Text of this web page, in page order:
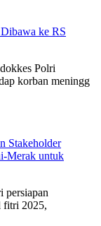
ke RS
Polri
korban meningg
Stakeholder
Merak untuk
persiapan
fitri 2025,